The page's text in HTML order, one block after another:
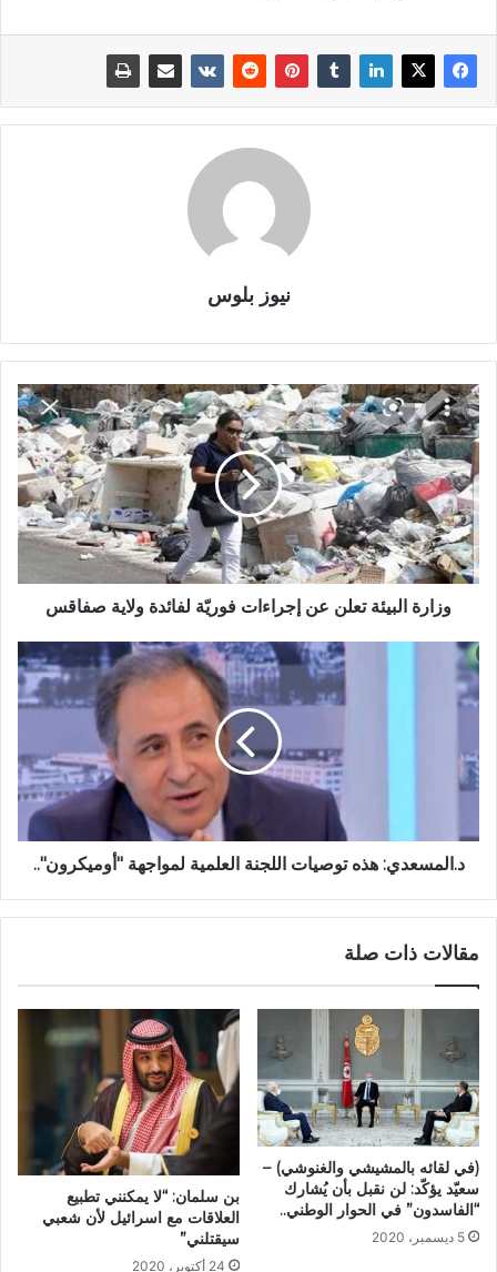
نيوز بلوس
وزارة البيئة تعلن عن إجراءات فوريّة لفائدة ولاية صفاقس
د.المسعدي: هذه توصيات اللجنة العلمية لمواجهة "أوميكرون"..
مقالات ذات صلة
(في لقائه بالمشيشي والغنوشي) –
سعيّد يؤكّد: لن نقبل بأن يُشارك
“الفاسدون” في الحوار الوطني..
5 ديسمبر، 2020
بن سلمان: “لا يمكنني تطبيع
العلاقات مع اسرائيل لأن شعبي
سيقتلني”
24 أكتوبر، 2020